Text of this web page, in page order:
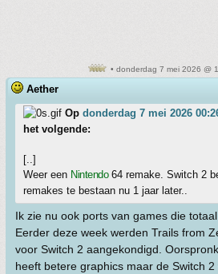
• donderdag 7 mei 2026 @
Aether
Op donderdag 7 mei 2026
het volgende:
[..]
Weer een Nintendo64 remake. Switch 2
remakes te bestaan nu 1 jaar later..
Ik zie nu ook ports van games die
Eerder deze week werden Trails from
voor Switch 2 aangekondigd.
heeft betere graphics maar de Switch